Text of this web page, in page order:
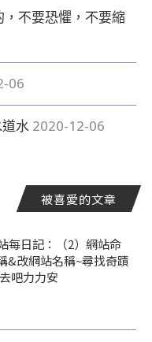
不要恐懼，不要縮
06
水 2020-12-06
被喜愛的文章
每日記：（2）網站命
&改網站名稱~尋找奇蹟
吧力力安